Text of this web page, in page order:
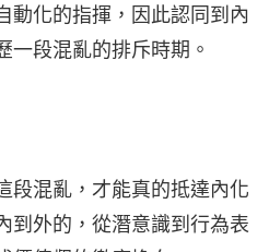
動化的指揮，因此認同到內
一段混亂的排斥時期。
段混亂，才能真的抵達內化
到外的，從潛意識到行為表